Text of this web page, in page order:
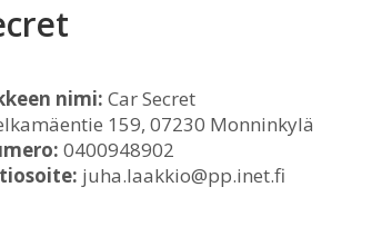
nimi: Car Secret
159, 07230 Monninkylä
0400948902
juha.laakkio@pp.inet.fi